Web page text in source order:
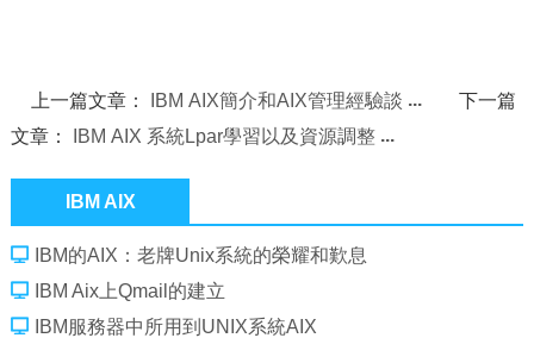
上一篇文章： IBM AIX簡介和AIX管理經驗談
下一篇
文章：
IBM AIX 系統Lpar學習以及資源調整
IBM AIX
IBM的AIX：老牌Unix系統的榮耀和歎息
IBM Aix上Qmail的建立
IBM服務器中所用到UNIX系統AIX